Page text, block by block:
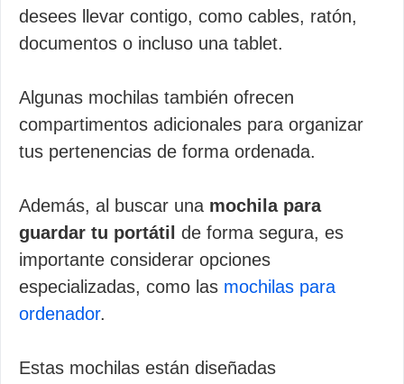
desees llevar contigo, como cables, ratón,
documentos o incluso una tablet.
Algunas mochilas también ofrecen
compartimentos adicionales para organizar
tus pertenencias de forma ordenada.
Además, al buscar una mochila para
guardar tu portátil de forma segura, es
importante considerar opciones
especializadas, como las mochilas para
ordenador.
Estas mochilas están diseñadas